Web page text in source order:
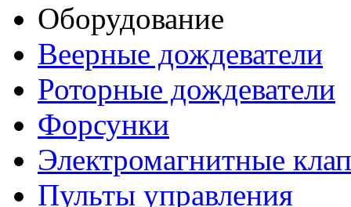
Оборудование
Веерные дождеватели
Роторные дождеватели
Форсунки
Электромагнитные
Пульты управления